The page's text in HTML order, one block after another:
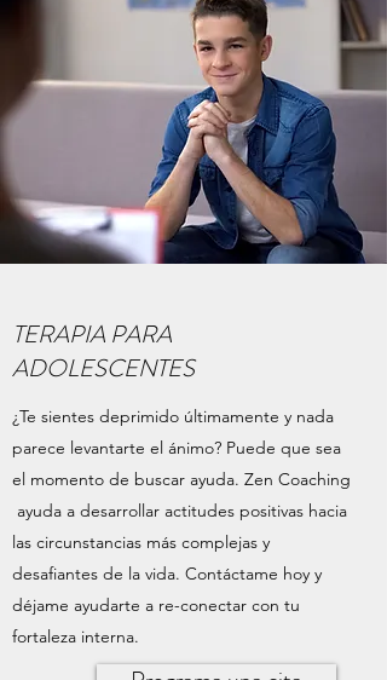
TERAPIA PARA
ADOLESCENTES
¿Te sientes deprimido últimamente y nada
parece levantarte el ánimo? Puede que sea
el momento de buscar ayuda. Zen Coaching
ayuda a desarrollar actitudes positivas hacia
las circunstancias más complejas y
desafiantes de la vida. Contáctame hoy y
déjame ayudarte a re-conectar con tu
fortaleza interna.